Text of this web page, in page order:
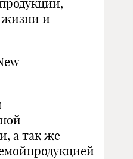
жизни и
а так же